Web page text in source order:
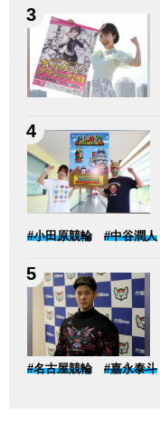
#小田原競輪 #中谷潤人
#名古屋競輪 #嘉永泰斗